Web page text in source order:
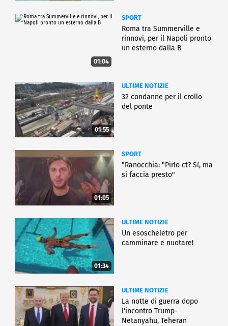
01:04
SPORT
Roma tra Summerville e
rinnovi, per il Napoli pronto
un esterno dalla B
01:55
ULTIME NOTIZIE
32 condanne per il crollo
del ponte
01:05
SPORT
"Ranocchia: "Pirlo ct? Sì, ma
si faccia presto"
01:34
ULTIME NOTIZIE
Un esoscheletro per
camminare e nuotare!
ULTIME NOTIZIE
La notte di guerra dopo
l'incontro Trump-
Netanyahu, Teheran